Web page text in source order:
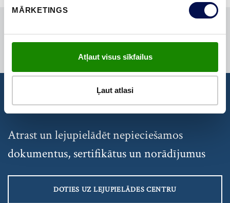
MĀRKETINGS
Atļaut visus sīkfailus
Ļaut atlasi
Atrast un lejupielādēt nepieciešamos
dokumentus, sertifikātus un norādījumus
DOTIES UZ LEJUPIELĀDES CENTRU